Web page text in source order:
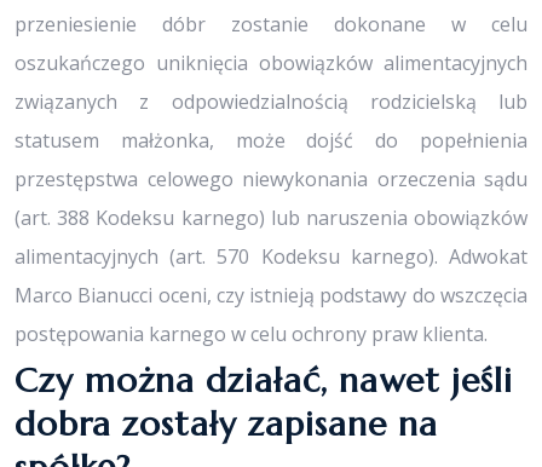
przeniesienie dóbr zostanie dokonane w celu
oszukańczego uniknięcia obowiązków alimentacyjnych
związanych z odpowiedzialnością rodzicielską lub
statusem małżonka, może dojść do popełnienia
przestępstwa celowego niewykonania orzeczenia sądu
(art. 388 Kodeksu karnego) lub naruszenia obowiązków
alimentacyjnych (art. 570 Kodeksu karnego). Adwokat
Marco Bianucci oceni, czy istnieją podstawy do wszczęcia
postępowania karnego w celu ochrony praw klienta.
Czy można działać, nawet jeśli
dobra zostały zapisane na